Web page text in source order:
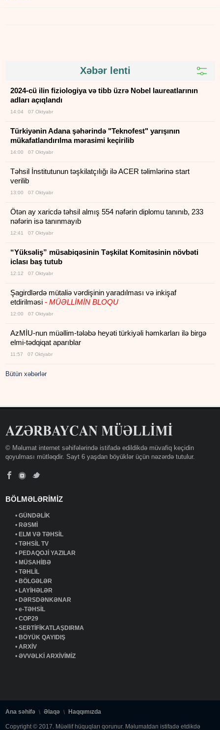
Xəbər lenti
2024-cü ilin fiziologiya və tibb üzrə Nobel laureatlarının
adları açıqlandı
14:04 07 Oktyabr
Türkiyənin Adana şəhərində "Teknofest" yarışının
mükafatlandırılma mərasimi keçirilib
14:00 07 Oktyabr
Təhsil İnstitutunun təşkilatçılığı ilə ACER təlimlərinə start
verilib
13:00 07 Oktyabr
Ötən ay xaricdə təhsil almış 554 nəfərin diplomu tanınıb, 233
nəfərin isə tanınmayıb
12:41 07 Oktyabr
“Yüksəliş” müsabiqəsinin Təşkilat Komitəsinin növbəti
iclası baş tutub
12:12 07 Oktyabr
Şagirdlərdə mütaliə vərdişinin yaradılması və inkişaf
etdirilməsi- MÜƏLLİMİN BLOQU
12:00 07 Oktyabr
AzMİU-nun müəllim-tələbə heyəti türkiyəli həmkarları ilə birgə
elmi-tədqiqat aparıblar
11:57 07 Oktyabr
Bütün xəbərlər
© Məlumat internet səhifələrində istifadə edildikdə müvafiq keçidin
qoyulması mütləqdir. Sayt 6 yaşdan böyüklər üçün nəzərdə tutulur.
BÖLMƏLƏRİMİZ
•GÜNDƏLİK
•RƏSMİ
•ELM VƏ TƏHSİL
•TƏHSİL TV
•PEDAQOJİ YAZILAR
•MÜSAHİBƏ
•TƏHLİL
•BÖLGƏLƏR
•LAYİHƏLƏR
•DƏRSDƏNKƏNAR
•e-TƏHSİL
•COP29
•SERTİFİKATLAŞDIRMA
•BÖYÜK QAYIDIŞ
•ARXİV
•ƏVVƏLKİ ARXİVİMİZ
Ana səhifə Əlaqə Haqqımızda
Copyright © 2017. Müəllif hüquqları qorunur. Məlumatdan istifadə etdikdə